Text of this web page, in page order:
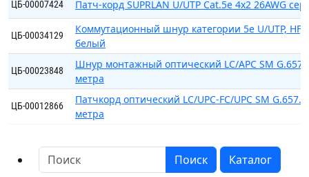
ЦБ-00007424 Патч-корд SUPRLAN U/UTP Cat.5e 4x2 26AWG
ЦБ-00034129
Коммутационный шнур категории 5e U/UTP, HF,
белый
ЦБ-00023848
Шнур монтажный оптический LC/APC SM
метра
ЦБ-00012866
Патчкорд оптический LC/UPC-FC/UPC SM
метра
Поиск Каталог